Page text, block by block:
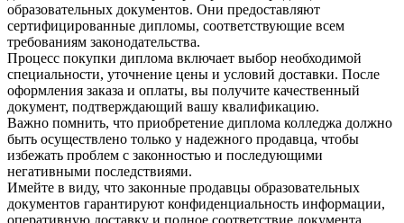
образовательных документов.​ Они предоставляют
сертифицированные дипломы, соответствующие всем
требованиям законодательства.​
Процесс покупки диплома включает выбор необходимой
специальности, уточнение цены и условий доставки.​ После
оформления заказа и оплаты, вы получите качественный
документ, подтверждающий вашу квалификацию.
Важно помнить, что приобретение диплома колледжа должно
быть осуществлено только у надежного продавца, чтобы
избежать проблем с законностью и последующими
негативными последствиями.​
Имейте в виду, что законные продавцы образовательных
документов гарантируют конфиденциальность информации,